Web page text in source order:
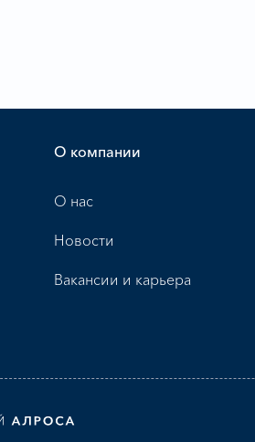
О компании
О нас
Новости
Вакансии и карьера